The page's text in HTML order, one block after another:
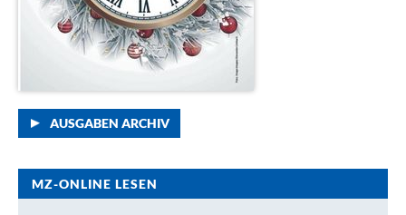
AUSGABEN ARCHIV
MZ-ONLINE LESEN